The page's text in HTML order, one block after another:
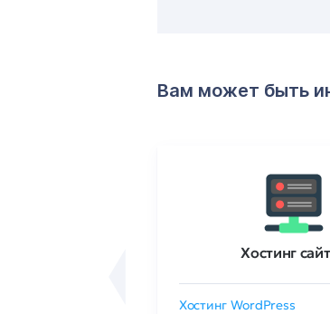
Вам может быть
Хостинг
Хостинг WordPress